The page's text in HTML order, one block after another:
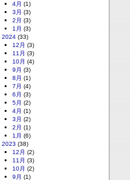
4月 (1)
3月 (3)
2月 (3)
1月 (3)
2024 (33)
12月 (3)
11月 (3)
10月 (4)
9月 (3)
8月 (1)
7月 (4)
6月 (3)
5月 (2)
4月 (1)
3月 (2)
2月 (1)
1月 (6)
2023 (38)
12月 (2)
11月 (3)
10月 (2)
9月 (1)